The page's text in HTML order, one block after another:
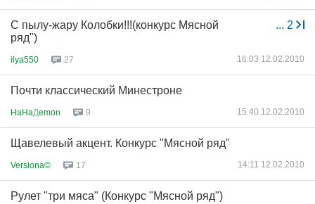
... 2
С пылу-жару Колобки!!!(конкурс Мясной
ряд")
ilya550 27 16:03 12.02.2010
Почти классический Минестроне
HaHaДemon 9 15:40 12.02.2010
Щавелевый акцент. Конкурс "Мясной ряд"
Versiona© 17 14:11 12.02.2010
Рулет "три мяса" (Конкурс "Мясной ряд")